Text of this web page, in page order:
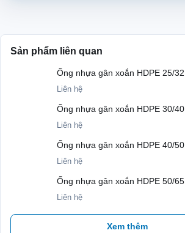
Sản phẩm liên quan
Ống nhựa gân xoắn HDPE 25/32
Liên hệ
Ống nhựa gân xoắn HDPE 30/40
Liên hệ
Ống nhựa gân xoắn HDPE 40/50
Liên hệ
Ống nhựa gân xoắn HDPE 50/65
Liên hệ
Xem thêm